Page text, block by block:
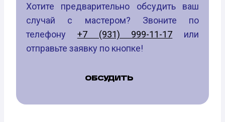
Хотите предварительно обсудить ваш
случай с мастером? Звоните по
телефону +7 (931) 999-11-17 или
отправьте заявку по кнопке!
ОБСУДИТЬ